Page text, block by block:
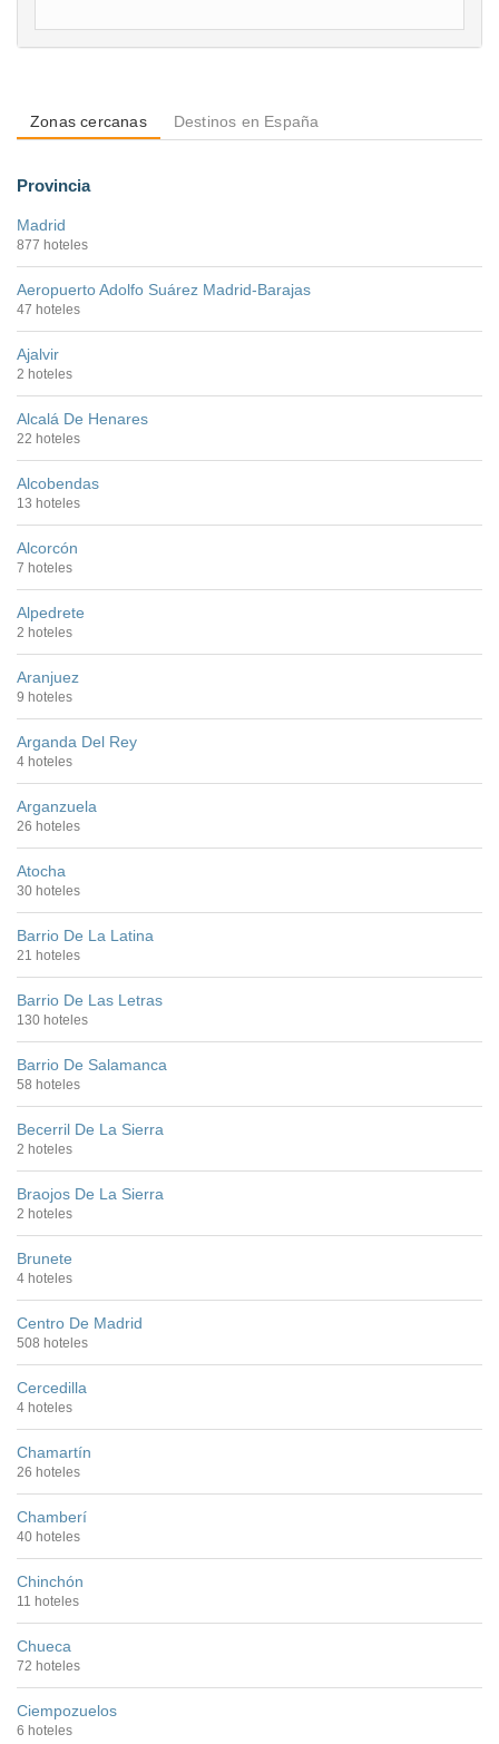
Zonas cercanas Destinos en España
Provincia
Madrid
877 hoteles
Aeropuerto Adolfo Suárez Madrid-Barajas
47 hoteles
Ajalvir
2 hoteles
Alcalá De Henares
22 hoteles
Alcobendas
13 hoteles
Alcorcón
7 hoteles
Alpedrete
2 hoteles
Aranjuez
9 hoteles
Arganda Del Rey
4 hoteles
Arganzuela
26 hoteles
Atocha
30 hoteles
Barrio De La Latina
21 hoteles
Barrio De Las Letras
130 hoteles
Barrio De Salamanca
58 hoteles
Becerril De La Sierra
2 hoteles
Braojos De La Sierra
2 hoteles
Brunete
4 hoteles
Centro De Madrid
508 hoteles
Cercedilla
4 hoteles
Chamartín
26 hoteles
Chamberí
40 hoteles
Chinchón
11 hoteles
Chueca
72 hoteles
Ciempozuelos
6 hoteles